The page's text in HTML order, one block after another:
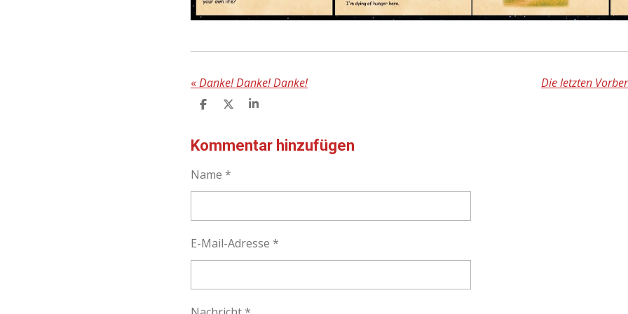
«Danke! Danke! Danke! Die letzten
T
L
E
T
L
E
T
L
E
Kommentar hinzufügen
Name *
E-Mail-Adresse *